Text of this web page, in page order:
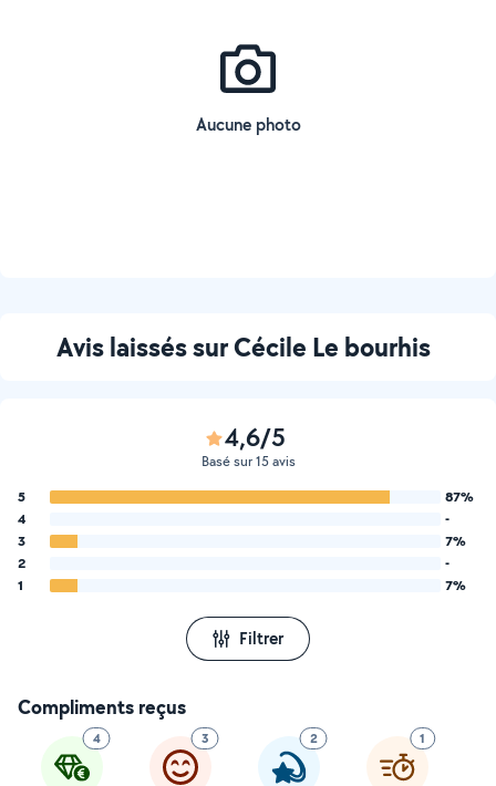
Aucune photo
Avis laissés sur Cécile Le bourhis
4,6/5
Basé sur 15 avis
5
87%
4
-
3
7%
2
-
1
7%
Filtrer
Compliments reçus
4 3 2 1